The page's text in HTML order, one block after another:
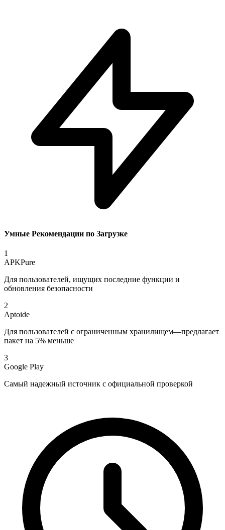
Умные Рекомендации по Загрузке
1
APKPure
Для пользователей, ищущих последние функции и
обновления безопасности
2
Aptoide
Для пользователей с ограниченным хранилищем—предлагает
пакет на 5% меньше
3
Google Play
Самый надежный источник с официальной проверкой